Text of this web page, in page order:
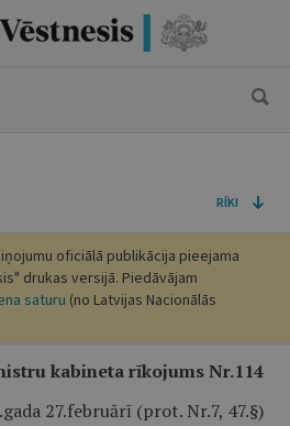
RĪKI
oficiālā publikācija pieejama
drukas versijā. Piedāvājam
saturu (no Latvijas Nacionālās
kabineta rīkojums Nr.114
27.februārī (prot. Nr.7, 47.§)